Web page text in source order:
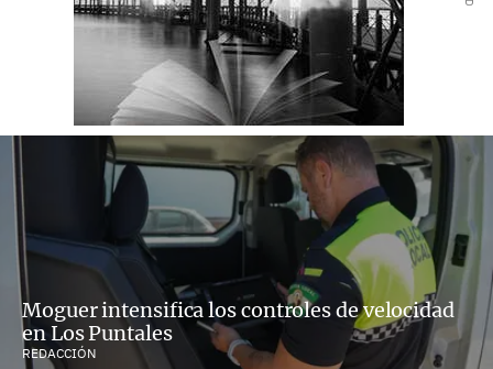
Moguer intensifica los controles de velocidad
en Los Puntales
REDACCIÓN